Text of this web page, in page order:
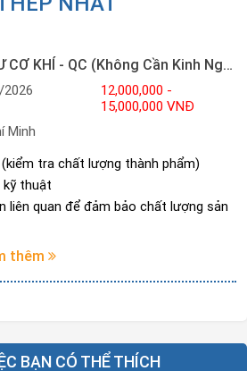
KỸ SƯ CƠ KHÍ - QC (Không Cần Kinh Nghiệm)
12,000,000 -
15,000,000 VNĐ
Minh
tra chất lượng thành phẩm)
kỹ thuật
liên quan để đảm bảo chất lượng sản
theo phân công
thêm
BẠN CÓ THỂ THÍCH